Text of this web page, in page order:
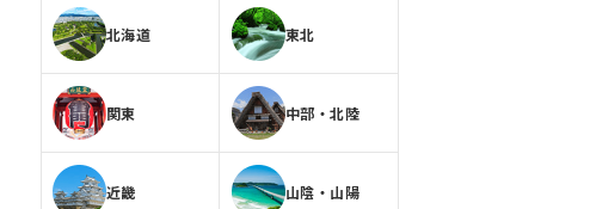
北海道 東北
関東 中部・北陸
近畿 山陰・山陽